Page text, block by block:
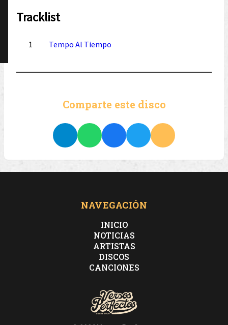
Tracklist
1 Tempo Al Tiempo
Comparte este disco
NAVEGACIÓN
INICIO
NOTICIAS
ARTISTAS
DISCOS
CANCIONES